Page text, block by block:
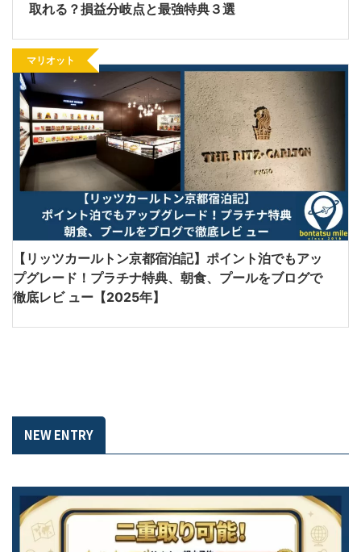
取れる？損益分岐点と最強特典３選
マリオット
【リッツカールトン京都宿泊記】ポイント泊でもアッ
プグレード！プラチナ特典、朝食、プールをブログで
徹底レビ ュー【2025年】
NEW ENTRY